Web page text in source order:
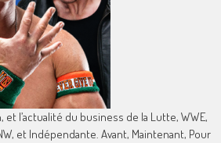
l’actualité du business de la Lutte, WWE,
et Indépendante. Avant, Maintenant, Pour